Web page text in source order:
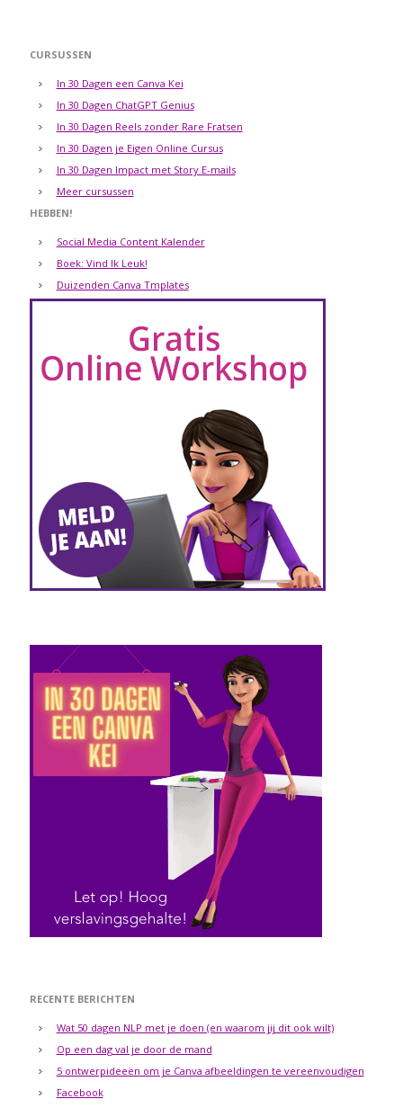
CURSUSSEN
In 30 Dagen een Canva Kei
In 30 Dagen ChatGPT Genius
In 30 Dagen Reels zonder Rare Fratsen
In 30 Dagen je Eigen Online Cursus
In 30 Dagen Impact met Story E-mails
Meer cursussen
HEBBEN!
Social Media Content Kalender
Boek: Vind Ik Leuk!
Duizenden Canva Tmplates
RECENTE BERICHTEN
Wat 50 dagen NLP met je doen (en waarom jij dit ook wilt)
Op een dag val je door de mand
5 ontwerpideeën om je Canva afbeeldingen te vereenvoudigen
Facebook